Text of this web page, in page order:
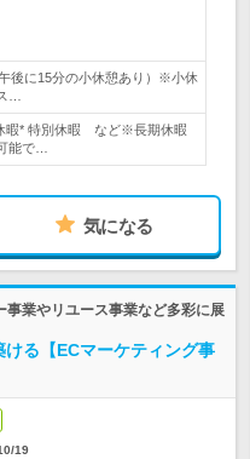
後に15分の小休憩あり）※小休
…
暇* 特別休暇 など※長期休暇
能で…
気になる
事業やリユース事業など多彩に展
る【ECマーケティング事
19